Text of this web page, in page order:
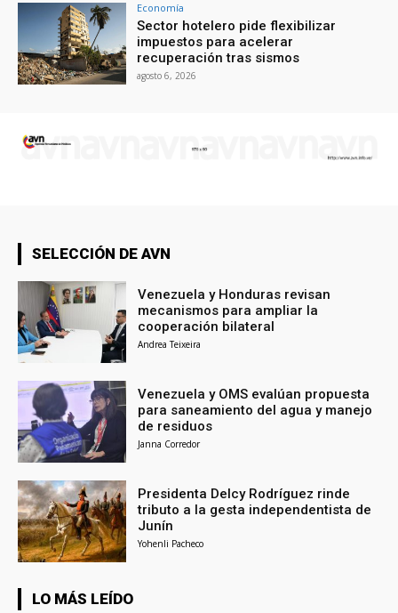
Economía
Sector hotelero pide flexibilizar
impuestos para acelerar
recuperación tras sismos
agosto 6, 2026
SELECCIÓN DE AVN
Venezuela y Honduras revisan
mecanismos para ampliar la
cooperación bilateral
Andrea Teixeira
Venezuela y OMS evalúan propuesta
para saneamiento del agua y manejo
de residuos
Janna Corredor
Presidenta Delcy Rodríguez rinde
tributo a la gesta independentista de
Junín
Yohenli Pacheco
LO MÁS LEÍDO